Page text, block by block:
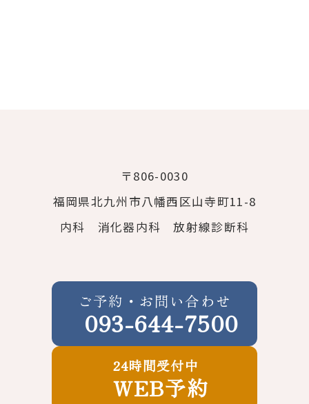
〒806-0030
福岡県北九州市八幡西区山寺町11-8
内科 消化器内科 放射線診断科
ご予約・お問い合わせ
093-644-7500
24時間受付中
WEB予約